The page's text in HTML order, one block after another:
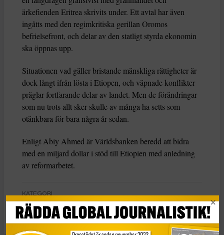
ärkefienden Eritrea skrivits under. Ett avtal har även
ingåtts med den regimkritiska gerillan Oromos
befrielsefront, och delar av den statligt styrda ekonomin
ska öppnas upp.
Situationen vad gäller bristande mänskliga rättigheter är
dock långt ifrån lösta i Etiopen, och väpnade konflikter
präglar fortfarande delar av landet. Men de förändringar
som nu trots allt sker skulle av många ha setts som
otänkbara för bara några år sedan.
Enligt Abiy Ahmed är Världsbanken beredd att bidra
med en miljard dollar i stöd till Etiopien med anledning
av reformarbetet.
KATEGORI
Nyheter